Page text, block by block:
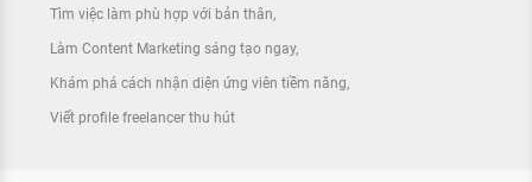
Tìm việc làm phù hợp với bản thân
Làm Content Marketing sáng tạo ngay
Khám phá cách nhận diện ứng viên tiềm năng
Viết profile freelancer thu hút